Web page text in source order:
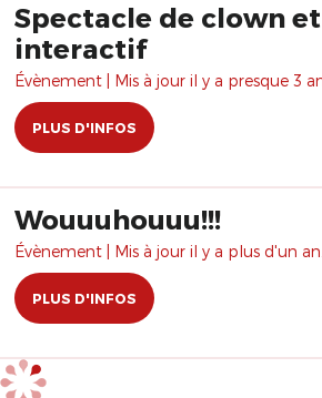
Spectacle de clown
interactif
Évènement | Mis à jour il y a presque 3
PLUS D'INFOS
Wouuuhouuu!!!
Évènement | Mis à jour il y a plus d'un an.
PLUS D'INFOS